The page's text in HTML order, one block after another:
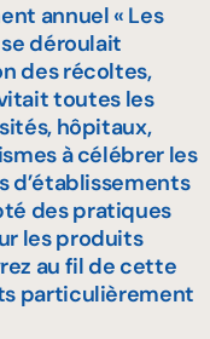
annuel « Les
déroulait
des récoltes,
toutes les
hôpitaux,
à célébrer les
d’établissements
des pratiques
les produits
au fil de cette
particulièrement